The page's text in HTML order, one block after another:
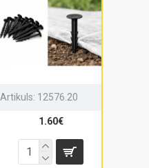
Artikuls: 12576.20
1.60€